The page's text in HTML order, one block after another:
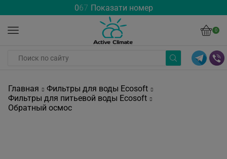
067 Показати номер
0
Главная
Фильтры для воды Ecosoft
Фильтры для питьевой воды Ecosoft
Обратный осмос